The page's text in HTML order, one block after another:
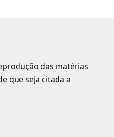
das matérias
que seja citada a